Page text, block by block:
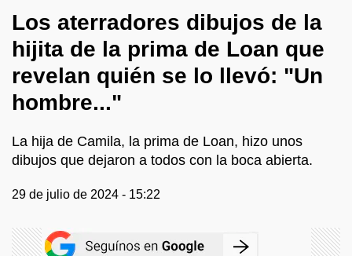
Los aterradores dibujos de la
hijita de la prima de Loan que
revelan quién se lo llevó: "Un
hombre..."
La hija de Camila, la prima de Loan, hizo unos
dibujos que dejaron a todos con la boca abierta.
29 de julio de 2024 - 15:22